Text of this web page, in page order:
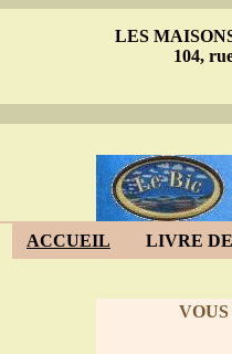
LES
104,
ACCUEIL LIVRE